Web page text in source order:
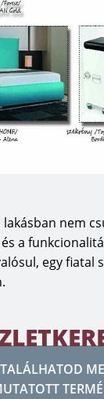
lakásban nem
a
egy fiatal